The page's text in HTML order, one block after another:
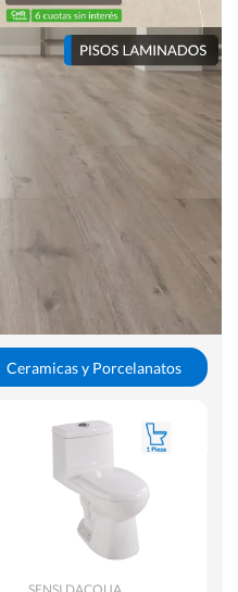
Ceramicas y Porcelanatos
Pisos Flotantes y Laminados